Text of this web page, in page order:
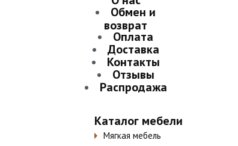
Обмен и
возврат
Оплата
Доставка
Контакты
Отзывы
Распродажа
Каталог мебели
Мягкая мебель